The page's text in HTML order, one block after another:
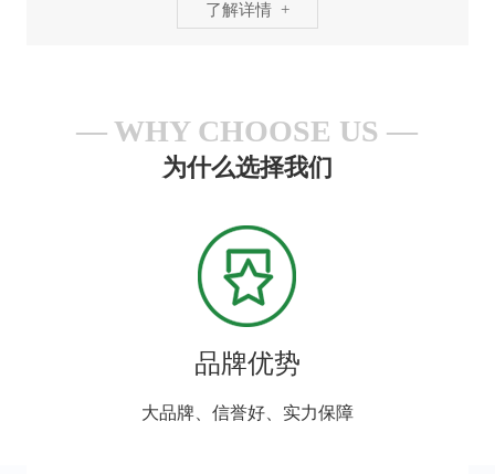
了解详情 +
WHY CHOOSE US
为什么选择我们
品牌优势
大品牌、信誉好、实力保障